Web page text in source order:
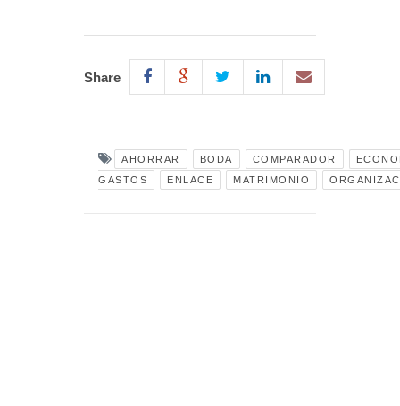
Share
AHORRAR BODA COMPARADOR
GASTOS
ENLACE MATRIMONIO